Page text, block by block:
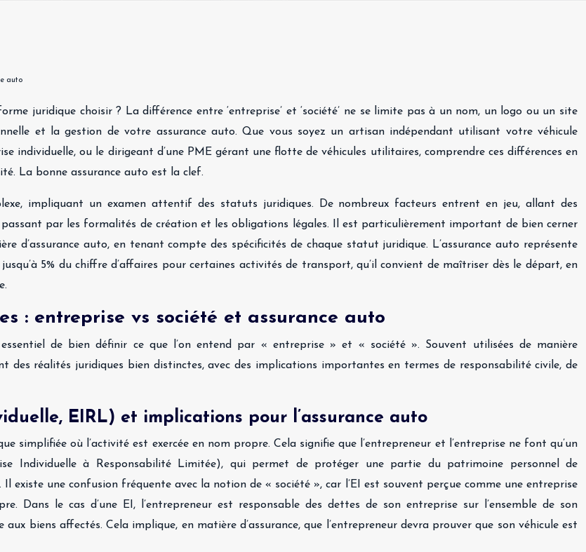
auto
juridique choisir ? La différence entre ‘entreprise’ et ‘société’ ne se limite pas à un nom, un logo ou un site
et la gestion de votre assurance auto. Que vous soyez un artisan indépendant utilisant votre véhicule
individuelle, ou le dirigeant d’une PME gérant une flotte de véhicules utilitaires, comprendre ces différences en
La bonne assurance auto est la clef.
impliquant un examen attentif des statuts juridiques. De nombreux facteurs entrent en jeu, allant des
passant par les formalités de création et les obligations légales. Il est particulièrement important de bien cerner
d’assurance auto, en tenant compte des spécificités de chaque statut juridique. L’assurance auto représente
5% du chiffre d’affaires pour certaines activités de transport, qu’il convient de maîtriser dès le départ, en
: entreprise vs société et assurance auto
de bien définir ce que l’on entend par « entreprise » et « société ». Souvent utilisées de manière
des réalités juridiques bien distinctes, avec des implications importantes en termes de responsabilité civile, de
EIRL) et implications pour l’assurance auto
simplifiée où l’activité est exercée en nom propre. Cela signifie que l’entrepreneur et l’entreprise ne font qu’un
Individuelle à Responsabilité Limitée), qui permet de protéger une partie du patrimoine personnel de
existe une confusion fréquente avec la notion de « société », car l’EI est souvent perçue comme une entreprise
Dans le cas d’une EI, l’entrepreneur est responsable des dettes de son entreprise sur l’ensemble de son
biens affectés. Cela implique, en matière d’assurance, que l’entrepreneur devra prouver que son véhicule est